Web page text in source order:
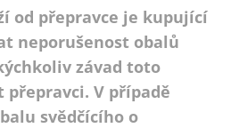
od přepravce je kupující
neporušenost obalů
závad toto
V případě
svědčícího o